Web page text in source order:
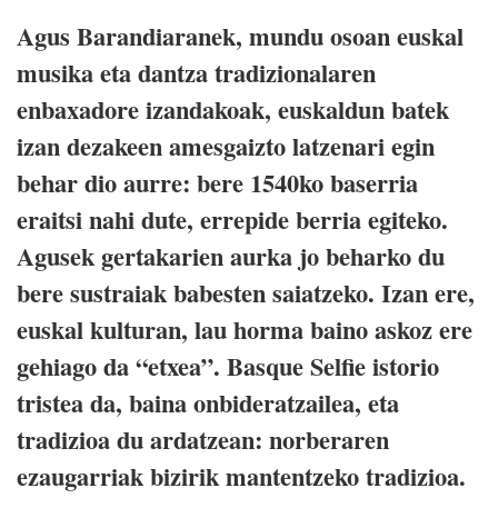
Agus Barandiaranek, mundu osoan euskal
musika eta dantza tradizionalaren
enbaxadore izandakoak, euskaldun batek
izan dezakeen amesgaizto latzenari egin
behar dio aurre: bere 1540ko baserria
eraitsi nahi dute, errepide berria egiteko.
Agusek gertakarien aurka jo beharko du
bere sustraiak babesten saiatzeko. Izan ere,
euskal kulturan, lau horma baino askoz ere
gehiago da “etxea”. Basque Selfie istorio
tristea da, baina onbideratzailea, eta
tradizioa du ardatzean: norberaren
ezaugarriak bizirik mantentzeko tradizioa.